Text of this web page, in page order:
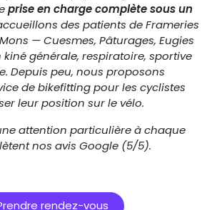
prise en charge complète sous un
des patients de Frameries
— Cuesmes, Pâturages, Eugies
générale, respiratoire, sportive
Depuis peu, nous proposons
de bikefitting pour les cyclistes
leur position sur le vélo.
attention particulière à chaque
nos avis Google (5/5).
rendez-vous